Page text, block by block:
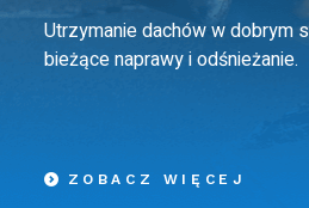
Utrzymanie dachów w dobrym
bieżące naprawy i odśnieżanie.
ZOBACZ WIĘCEJ